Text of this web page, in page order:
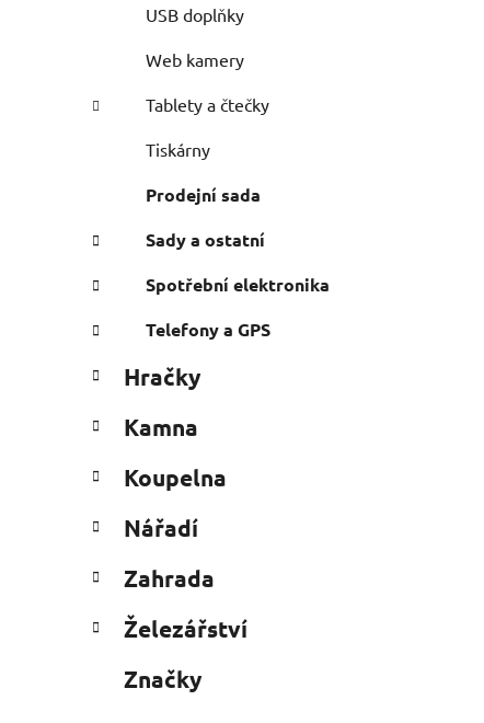
USB doplňky
Web kamery
Tablety a čtečky
Tiskárny
Prodejní sada
Sady a ostatní
Spotřební elektronika
Telefony a GPS
Hračky
Kamna
Koupelna
Nářadí
Zahrada
Železářství
Značky